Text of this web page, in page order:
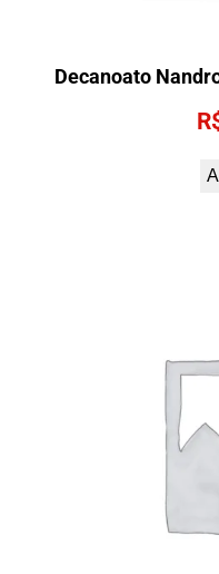
Decanoato